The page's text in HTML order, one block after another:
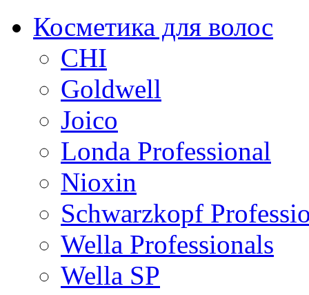
Косметика для волос
CHI
Goldwell
Joico
Londa Professional
Nioxin
Schwarzkopf
Wella Professionals
Wella SP